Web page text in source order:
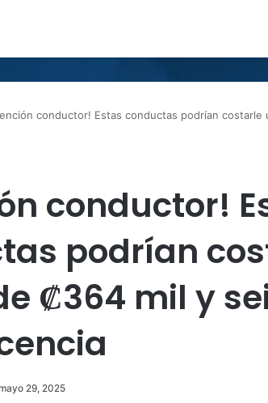
conductor! Estas conductas podrían
conductor!
podrían
₡364 mil y
mayo 29, 2025